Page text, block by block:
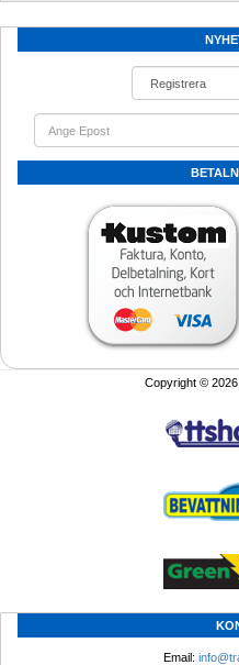
Copyright ©
Email: